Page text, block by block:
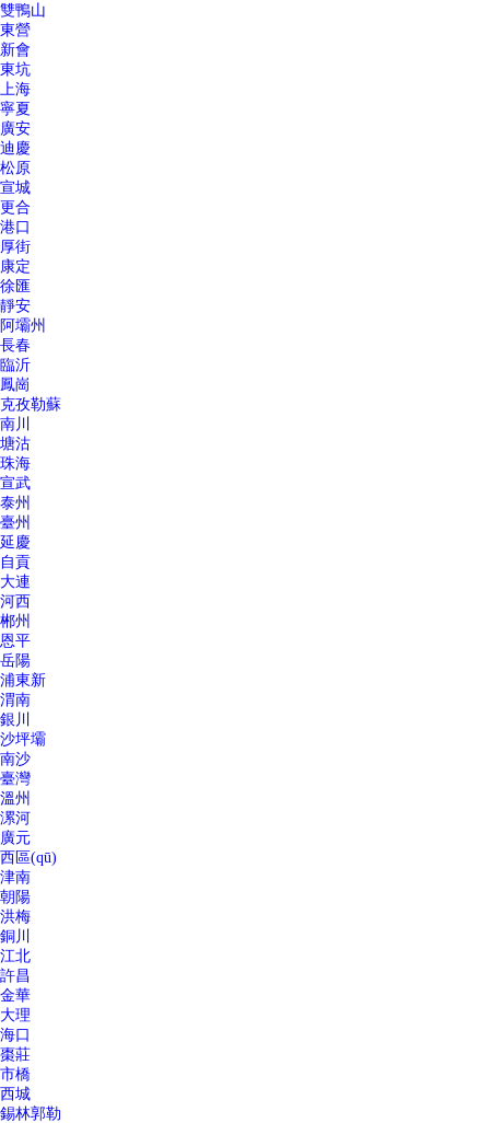
雙鴨山
東營
新會
東坑
上海
寧夏
廣安
迪慶
松原
宣城
更合
港口
厚街
康定
徐匯
靜安
阿壩州
長春
臨沂
鳳崗
克孜勒蘇
南川
塘沽
珠海
宣武
泰州
臺州
延慶
自貢
大連
河西
郴州
恩平
岳陽
浦東新
渭南
銀川
沙坪壩
南沙
臺灣
溫州
漯河
廣元
西區(qū)
津南
朝陽
洪梅
銅川
江北
許昌
金華
大理
海口
棗莊
市橋
西城
錫林郭勒